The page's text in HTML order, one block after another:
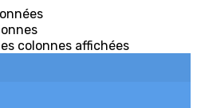
colonnes affichées